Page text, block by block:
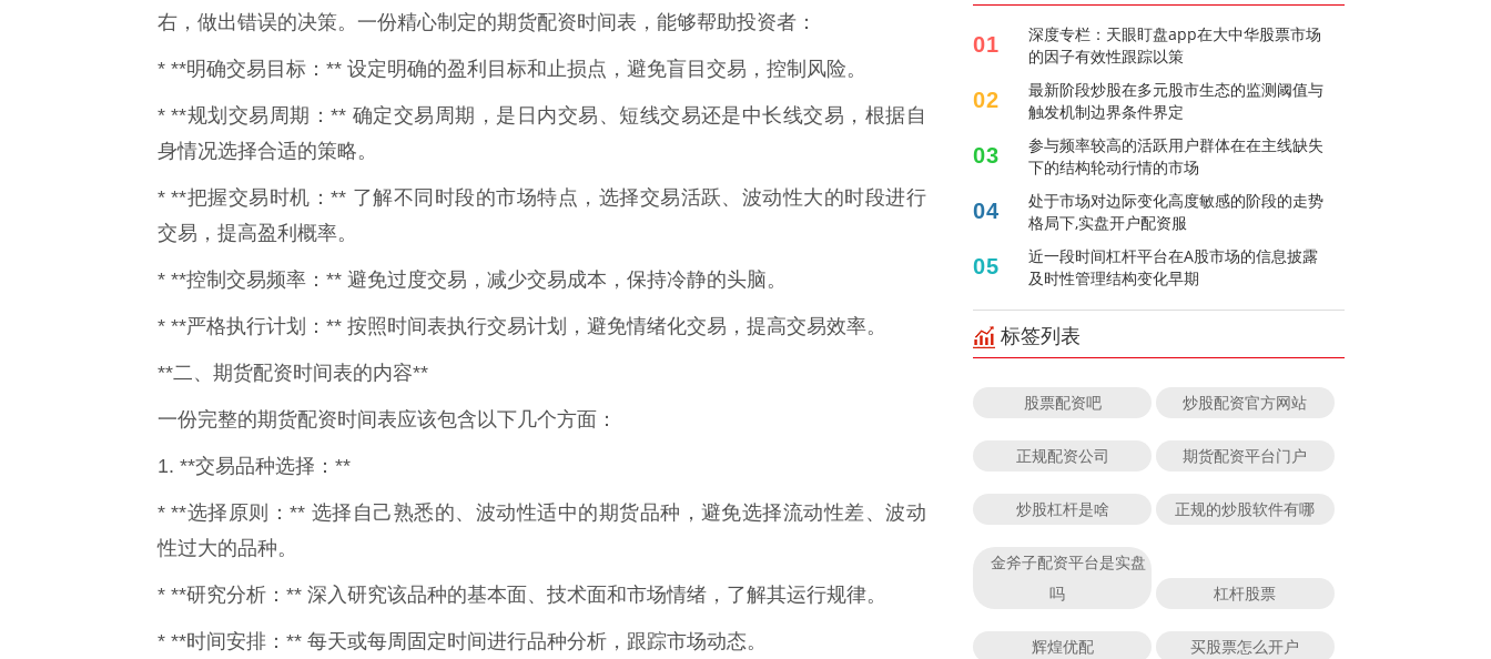
右，做出错误的决策。一份精心制定的期货配资时间表，能够帮助投资者：
* **明确交易目标：** 设定明确的盈利目标和止损点，避免盲目交易，控制风险。
* **规划交易周期：** 确定交易周期，是日内交易、短线交易还是中长线交易，根据自
身情况选择合适的策略。
* **把握交易时机：** 了解不同时段的市场特点，选择交易活跃、波动性大的时段进行
交易，提高盈利概率。
* **控制交易频率：** 避免过度交易，减少交易成本，保持冷静的头脑。
* **严格执行计划：** 按照时间表执行交易计划，避免情绪化交易，提高交易效率。
**二、期货配资时间表的内容**
一份完整的期货配资时间表应该包含以下几个方面：
1. **交易品种选择：**
* **选择原则：** 选择自己熟悉的、波动性适中的期货品种，避免选择流动性差、波动
性过大的品种。
* **研究分析：** 深入研究该品种的基本面、技术面和市场情绪，了解其运行规律。
* **时间安排：** 每天或每周固定时间进行品种分析，跟踪市场动态。
01
深度专栏：天眼盯盘app在大中华股票市场
的因子有效性跟踪以策
02
最新阶段炒股在多元股市生态的监测阈值与
触发机制边界条件界定
03
参与频率较高的活跃用户群体在在主线缺失
下的结构轮动行情的市场
04
处于市场对边际变化高度敏感的阶段的走势
格局下,实盘开户配资服
05
近一段时间杠杆平台在A股市场的信息披露
及时性管理结构变化早期
标签列表
股票配资吧 炒股配资官方网站
正规配资公司 期货配资平台门户
炒股杠杆是啥 正规的炒股软件有哪
金斧子配资平台是实盘
吗
杠杆股票
辉煌优配 买股票怎么开户